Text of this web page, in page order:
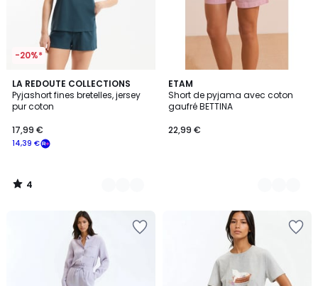
-20%*
LA REDOUTE COLLECTIONS
Pyjashort fines bretelles, jersey
pur coton
14,39 €
17,99 €
4
/
5
2
Couleurs
4
/
ETAM
Short de pyjama avec coton
gaufré BETTINA
22,99 €
6
Couleurs